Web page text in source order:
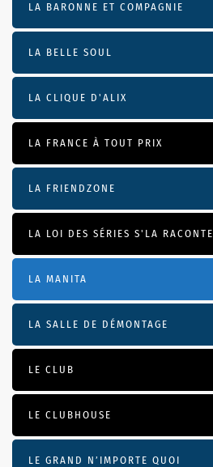
LA BARONNE ET COMPAGNIE
LA BELLE SOUL
LA CLIQUE D'ALIX
LA FRANCE À TOUT PRIX
LA FRIENDZONE
LA LOI DES SÉRIES S'LA RACONTE
LA MANITA
LA SALLE DE DÉMONTAGE
LE CLUB
LE CLUBHOUSE
LE GRAND N’IMPORTE QUOI